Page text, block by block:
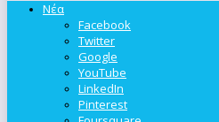
Νέα
Facebook
Twitter
Google
YouTube
LinkedIn
Pinterest